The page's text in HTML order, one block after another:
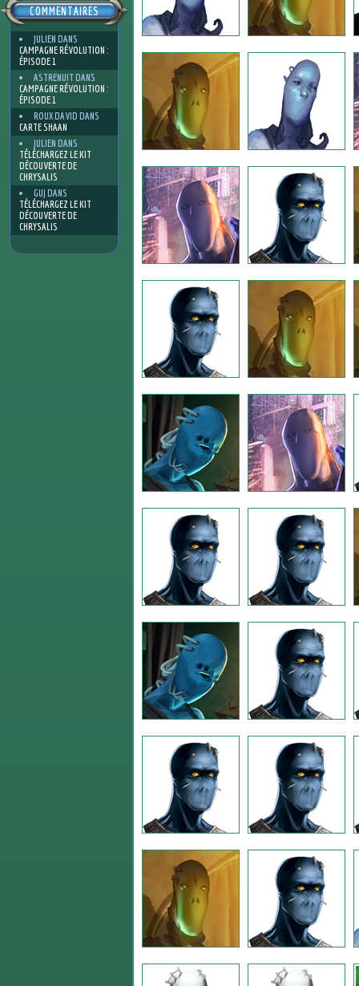
COMMENTAIRES
JULIEN DANS
CAMPAGNE RÉVOLUTION :
ÉPISODE 1
ASTRENUIT DANS
CAMPAGNE RÉVOLUTION :
ÉPISODE 1
ROUX DAVID DANS
CARTE SHAAN
JULIEN DANS
TÉLÉCHARGEZ LE KIT
DÉCOUVERTE DE
CHRYSALIS
GUJ DANS
TÉLÉCHARGEZ LE KIT
DÉCOUVERTE DE
CHRYSALIS